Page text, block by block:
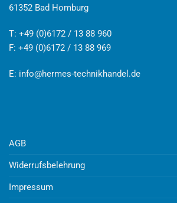
61352 Bad Homburg
T: +49 (0)6172 / 13 88 960
F: +49 (0)6172 / 13 88 969
E: info@hermes-technikhandel.de
AGB
Widerrufsbelehrung
Impressum